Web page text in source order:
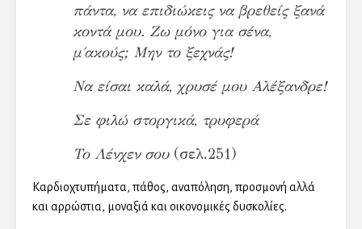
πάντα, να επιδιώκεις να βρεθείς ξανά
κοντά μου. Ζω μόνο για σένα,
μ΄ακούς; Μην το ξεχνάς!
Να είσαι καλά, χρυσέ μου Αλέξανδρε!
Σε φιλώ στοργικά, τρυφερά
Το Λένχεν σου (σελ.251)
Καρδιοχτυπήματα, πάθος, αναπόληση, προσμονή αλλά
και αρρώστια, μοναξιά και οικονομικές δυσκολίες.